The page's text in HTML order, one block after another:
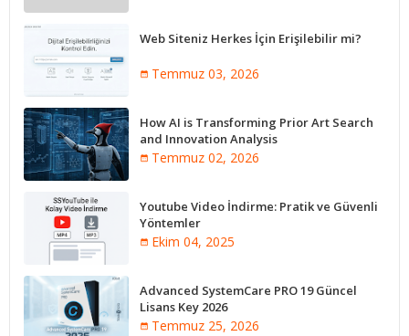
Web Siteniz Herkes İçin Erişilebilir mi?
Temmuz 03, 2026
How AI is Transforming Prior Art Search
and Innovation Analysis
Temmuz 02, 2026
Youtube Video İndirme: Pratik ve Güvenli
Yöntemler
Ekim 04, 2025
Advanced SystemCare PRO 19 Güncel
Lisans Key 2026
Temmuz 25, 2026